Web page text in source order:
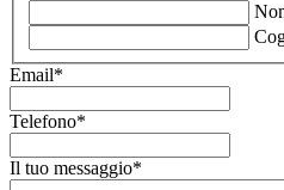
Email*
Telefono*
Il tuo messaggio*